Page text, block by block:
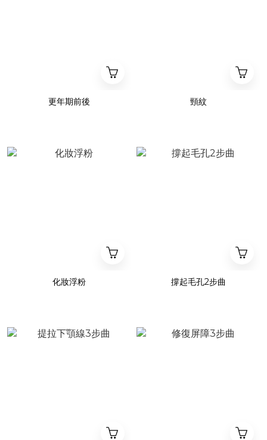
更年期前後 頸紋
化妝浮粉 撐起毛孔2步曲